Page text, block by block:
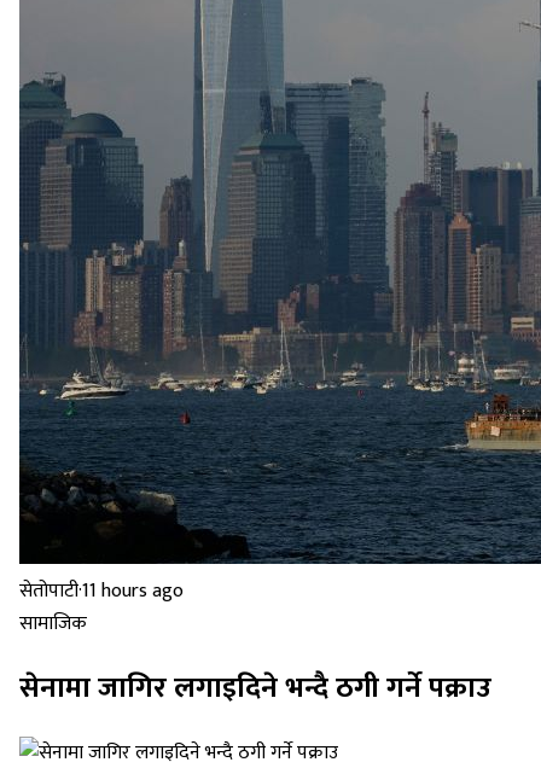
सेतोपाटी·11 hours ago
सामाजिक
सेनामा जागिर लगाइदिने भन्दै ठगी गर्ने पक्राउ